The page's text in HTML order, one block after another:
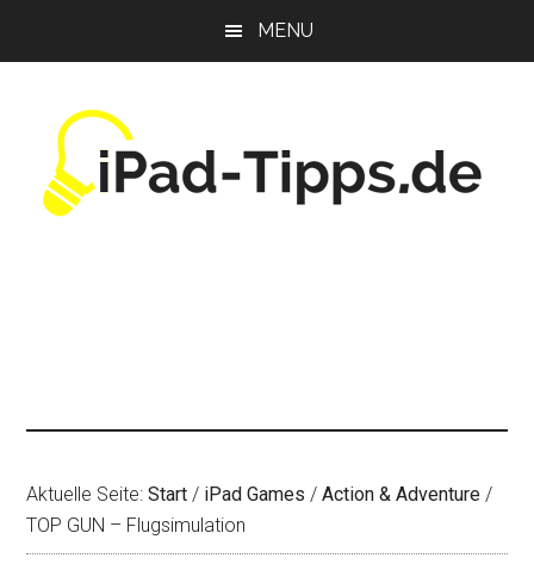
MENU
Aktuelle Seite:Start / iPad Games / Action & Adventure /
TOP GUN – Flugsimulation